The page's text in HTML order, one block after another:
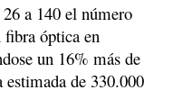
a 140 el número
óptica en
un 16% más de
de 330.000